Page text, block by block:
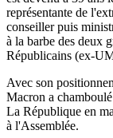
représentante de
conseiller puis
à la barbe des deux
Républicains (ex-
Avec son
Macron a
La République en
à l'Assemblée.